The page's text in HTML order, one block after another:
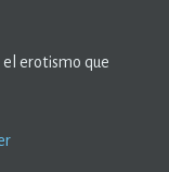
el erotismo que